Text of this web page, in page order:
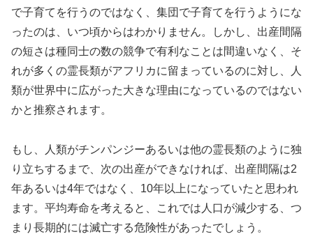
で子育てを行うのではなく、集団で子育てを行うようにな
ったのは、いつ頃からはわかりません。しかし、出産間隔
の短さは種同士の数の競争で有利なことは間違いなく、そ
れが多くの霊長類がアフリカに留まっているのに対し、人
類が世界中に広がった大きな理由になっているのではない
かと推察されます。
もし、人類がチンパンジーあるいは他の霊長類のように独
り立ちするまで、次の出産ができなければ、出産間隔は2
年あるいは4年ではなく、10年以上になっていたと思われ
ます。平均寿命を考えると、これでは人口が減少する、つ
まり長期的には滅亡する危険性があったでしょう。